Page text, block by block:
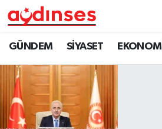
GÜNDEM SİYASET EKONOMİ
GÜNDEM
SİYASET
EKONOMİ
Nöbetçi Eczaneler
Hava Durumu
Aydin Namaz Vakitleri